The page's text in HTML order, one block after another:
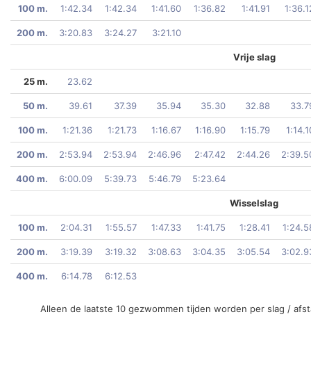
100 m. 1:42.34 1:42.34 1:41.60 1:36.82 1:41.91
200 m. 3:20.83 3:24.27 3:21.10
Vrije slag
25 m. 23.62
50 m. 39.61 37.39 35.94 35.30 32.88
100 m. 1:21.36 1:21.73 1:16.67 1:16.90 1:15.79
200 m. 2:53.94 2:53.94 2:46.96 2:47.42 2:44.26
400 m. 6:00.09 5:39.73 5:46.79 5:23.64
Wisselslag
100 m. 2:04.31 1:55.57 1:47.33 1:41.75 1:28.41
200 m. 3:19.39 3:19.32 3:08.63 3:04.35 3:05.54
400 m. 6:14.78 6:12.53
Alleen de laatste 10 gezwommen tijden worden per slag /